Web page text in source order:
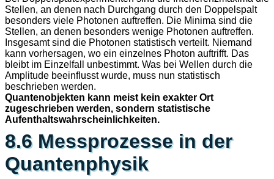
Stellen, an denen nach Durchgang durch den Doppelspalt
besonders viele Photonen auftreffen. Die Minima sind die
Stellen, an denen besonders wenige Photonen auftreffen.
Insgesamt sind die Photonen statistisch verteilt. Niemand
kann vorhersagen, wo ein einzelnes Photon auftrifft. Das
bleibt im Einzelfall unbestimmt. Was bei Wellen durch die
Amplitude beeinflusst wurde, muss nun statistisch
beschrieben werden.
Quantenobjekten kann meist kein exakter Ort
zugeschrieben werden, sondern statistische
Aufenthaltswahrscheinlichkeiten.
8.6 Messprozesse in der
Quantenphysik